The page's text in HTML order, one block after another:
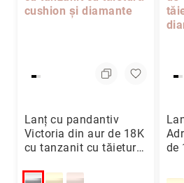
Lanț cu pandantiv
Victoria din aur de 18K
cu tanzanit cu tăietură
de